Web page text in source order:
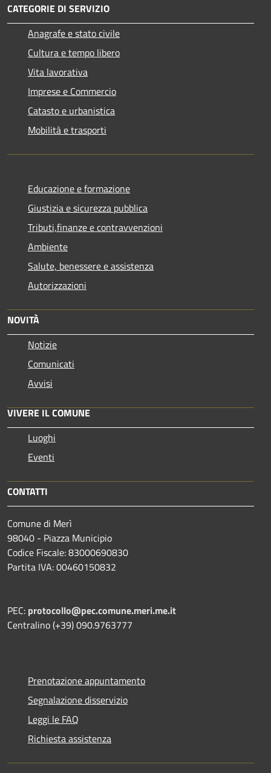
CATEGORIE DI SERVIZIO
Anagrafe e stato civile
Cultura e tempo libero
Vita lavorativa
Imprese e Commercio
Catasto e urbanistica
Mobilità e trasporti
Educazione e formazione
Giustizia e sicurezza pubblica
Tributi,finanze e contravvenzioni
Ambiente
Salute, benessere e assistenza
Autorizzazioni
NOVITÀ
Notizie
Comunicati
Avvisi
VIVERE IL COMUNE
Luoghi
Eventi
CONTATTI
Comune di Merì
98040 - Piazza Municipio
Codice Fiscale: 83000690830
Partita IVA: 00460150832
PEC: protocollo@pec.comune.meri.me.it
Centralino (+39) 090.9763777
Prenotazione appuntamento
Segnalazione disservizio
Leggi le FAQ
Richiesta assistenza